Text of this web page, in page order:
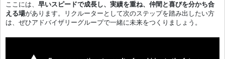
ここには、 早いスピードで成長し、実績を重ね、仲間と喜びを分かち合
える場があります。リクルーターとして次のステップを踏み出したい方
は、ぜひアドバイザリーグループで一緒に未来をつくりましょう。